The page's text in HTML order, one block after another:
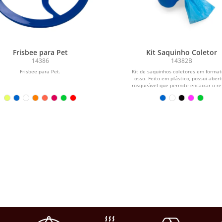
Frisbee para Pet
14386
Frisbee para Pet.
Kit Saquinho Coletor
14382B
Kit de saquinhos coletores em
osso. Feito em plástico, possui
rosqueável que permite encaixar o